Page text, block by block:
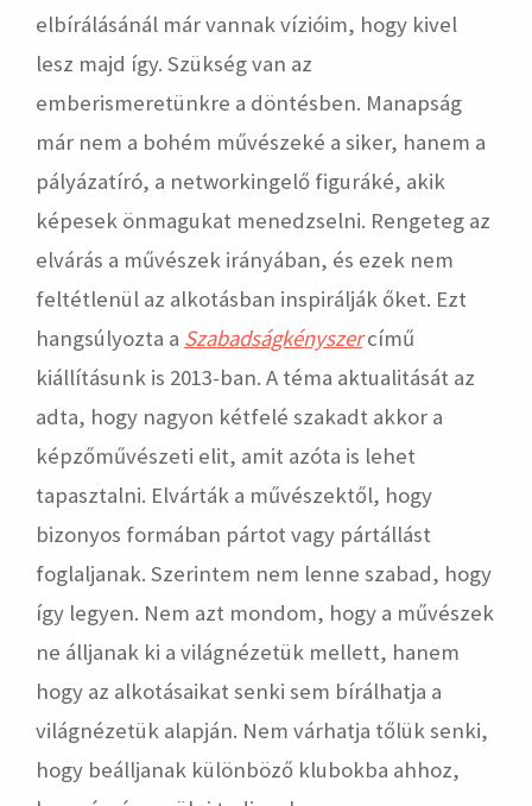
elbírálásánál már vannak vízióim, hogy kivel
lesz majd így. Szükség van az
emberismeretünkre a döntésben. Manapság
már nem a bohém művészeké a siker, hanem a
pályázatíró, a networkingelő figuráké, akik
képesek önmagukat menedzselni. Rengeteg az
elvárás a művészek irányában, és ezek nem
feltétlenül az alkotásban inspirálják őket. Ezt
hangsúlyozta a Szabadságkényszercímű
kiállításunk is 2013-ban. A téma aktualitását az
adta, hogy nagyon kétfelé szakadt akkor a
képzőművészeti elit, amit azóta is lehet
tapasztalni. Elvárták a művészektől, hogy
bizonyos formában pártot vagy pártállást
foglaljanak. Szerintem nem lenne szabad, hogy
így legyen. Nem azt mondom, hogy a művészek
ne álljanak ki a világnézetük mellett, hanem
hogy az alkotásaikat senki sem bírálhatja a
világnézetük alapján. Nem várhatja tőlük senki,
hogy beálljanak különböző klubokba ahhoz,